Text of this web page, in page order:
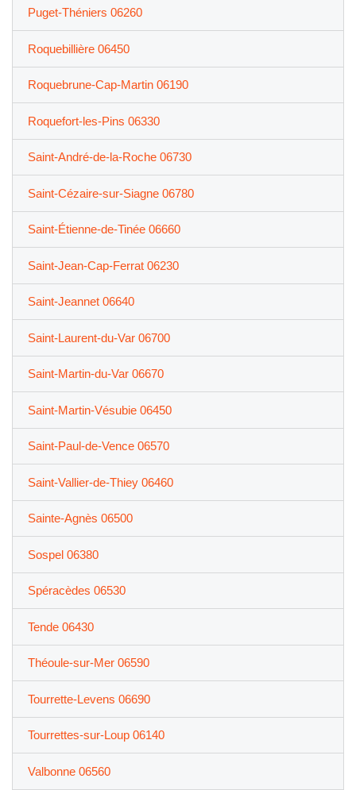
Puget-Théniers 06260
Roquebillière 06450
Roquebrune-Cap-Martin 06190
Roquefort-les-Pins 06330
Saint-André-de-la-Roche 06730
Saint-Cézaire-sur-Siagne 06780
Saint-Étienne-de-Tinée 06660
Saint-Jean-Cap-Ferrat 06230
Saint-Jeannet 06640
Saint-Laurent-du-Var 06700
Saint-Martin-du-Var 06670
Saint-Martin-Vésubie 06450
Saint-Paul-de-Vence 06570
Saint-Vallier-de-Thiey 06460
Sainte-Agnès 06500
Sospel 06380
Spéracèdes 06530
Tende 06430
Théoule-sur-Mer 06590
Tourrette-Levens 06690
Tourrettes-sur-Loup 06140
Valbonne 06560